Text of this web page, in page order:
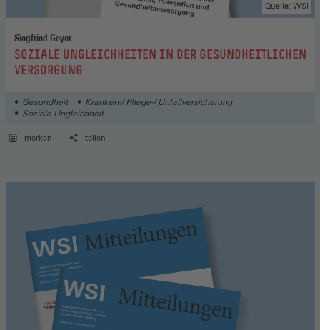
Siegfried Geyer
:SOZIALE UNGLEICHHEITEN IN DER GESUNDHEITLICHEN
VERSORGUNG
Quelle: WSI
Gesundheit
Kranken-/ Pflege-/ Unfallversicherung
Soziale Ungleichheit
merken teilen